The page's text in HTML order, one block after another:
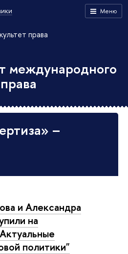
Меню
права
международного
права
–
и Александра
на
политики"